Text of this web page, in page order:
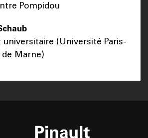
Pompidou
(Université Paris-
de Marne)